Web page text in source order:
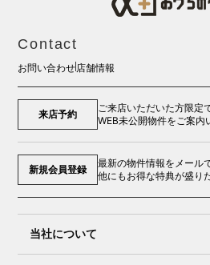
Contact
お問い合わせ 店舗情報
来店予約
ご来店いただいた方限定で
WEB未公開物件をご案内
新規会員登録
最新の物件情報をメール
他にもお得な特典が盛り
当社について